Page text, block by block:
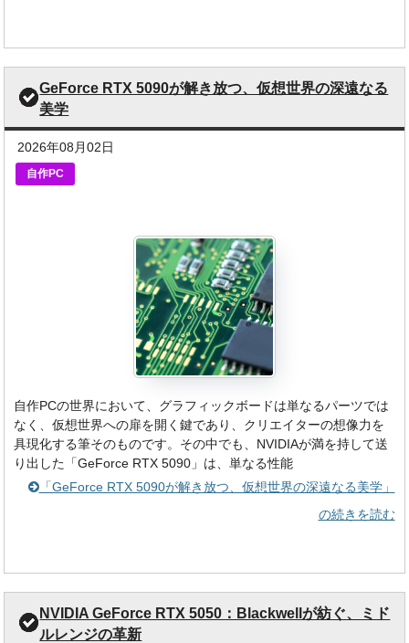
GeForce RTX 5090が解き放つ、仮想世界の深遠なる
美学
2026年08月02日
自作PC
自作PCの世界において、グラフィックボードは単なるパーツでは
なく、仮想世界への扉を開く鍵であり、クリエイターの想像力を
具現化する筆そのものです。その中でも、NVIDIAが満を持して送
り出した「GeForce RTX 5090」は、単なる性能
「GeForce RTX 5090が解き放つ、仮想世界の深遠なる美学」
の続きを読む
NVIDIA GeForce RTX 5050：Blackwellが紡ぐ、ミド
ルレンジの革新